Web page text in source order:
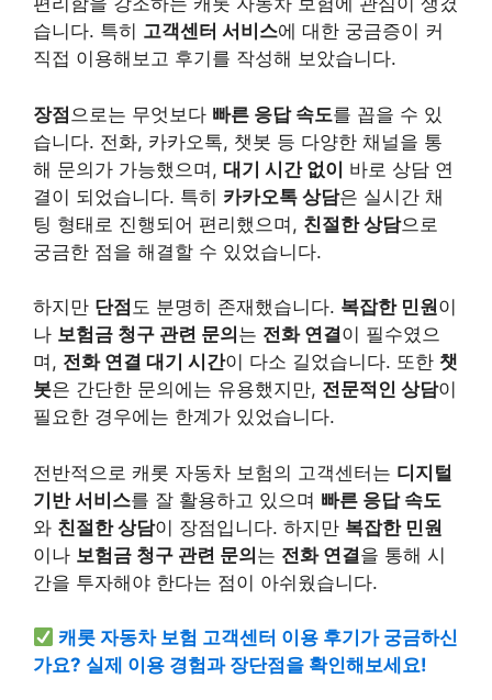
습니다. 특히 고객센터 서비스에 대한 궁금증이 커
직접 이용해보고 후기를 작성해 보았습니다.
장점 으로는 무엇보다 빠른 응답 속도를 꼽을 수 있
습니다. 전화, 카카오톡, 챗봇 등 다양한 채널을 통
해 문의가 가능했으며, 대기 시간 없이 바로 상담 연
결이 되었습니다. 특히 카카오톡 상담은 실시간 채
팅 형태로 진행되어 편리했으며, 친절한 상담으로
궁금한 점을 해결할 수 있었습니다.
하지만 단점 도 분명히 존재했습니다. 복잡한 민원이
나 보험금 청구 관련 문의 는 전화 연결이 필수였으
며, 전화 연결 대기 시간이 다소 길었습니다. 또한 챗
봇은 간단한 문의에는 유용했지만, 전문적인 상담이
필요한 경우에는 한계가 있었습니다.
전반적으로 캐롯 자동차 보험의 고객센터는 디지털
기반 서비스를 잘 활용하고 있으며 빠른 응답 속도
와 친절한 상담이 장점입니다. 하지만 복잡한 민원
이나 보험금 청구 관련 문의는 전화 연결을 통해 시
간을 투자해야 한다는 점이 아쉬웠습니다.
캐롯 자동차 보험 고객센터 이용 후기가 궁금하신
가요? 실제 이용 경험과 장단점을 확인해보세요!